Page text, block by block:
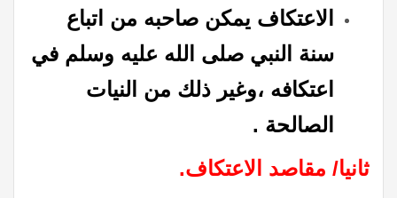
الاعتكاف يمكن صاحبه من اتباع
سنة النبي صلى الله عليه وسلم في
اعتكافه ،وغير ذلك من النيات
الصالحة .
ثانيا/ مقاصد الاعتكاف.